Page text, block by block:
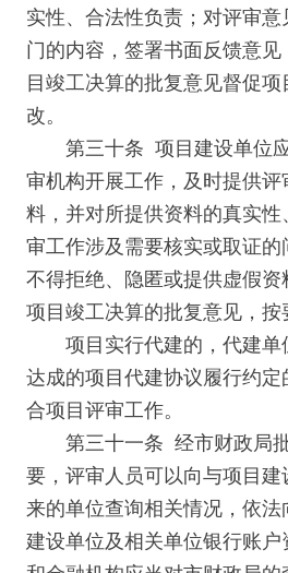
实性、合法性负责；对评审
门的内容，签署书面反馈意
目竣工决算的批复意见督促
改。
第三十条 项目建设单位应
审机构开展工作，及时提供
料，并对所提供资料的真实
审工作涉及需要核实或取证的
不得拒绝、隐匿或提供虚假
项目竣工决算的批复意见，按
项目实行代建的，代建单
达成的项目代建协议履行约
合项目评审工作。
第三十一条 经市财政局批
要，评审人员可以向与项目
来的单位查询相关情况，依法
建设单位及相关单位银行账